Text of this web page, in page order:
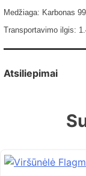
Medžiaga: Karbonas
Transportavimo ilgis:
Atsiliepimai